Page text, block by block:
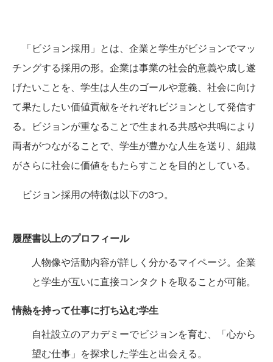
「ビジョン採用」とは、企業と学生がビジョンでマッ
チングする採用の形。企業は事業の社会的意義や成し遂
げたいことを、学生は人生のゴールや意義、社会に向け
て果たしたい価値貢献をそれぞれビジョンとして発信す
る。ビジョンが重なることで生まれる共感や共鳴により
両者がつながることで、学生が豊かな人生を送り、組織
がさらに社会に価値をもたらすことを目的としている。
ビジョン採用の特徴は以下の3つ。
履歴書以上のプロフィール
人物像や活動内容が詳しく分かるマイページ。企業
と学生が互いに直接コンタクトを取ることが可能。
情熱を持って仕事に打ち込む学生
自社設立のアカデミーでビジョンを育む、「心から
望む仕事」を探求した学生と出会える。